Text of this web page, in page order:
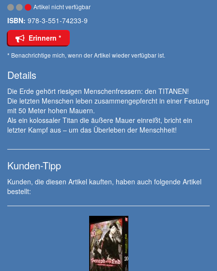
Artikel nicht verfügbar
ISBN: 978-3-551-74233-9
Erinnern *
* Benachrichtige mich, wenn der Artikel wieder verfügbar ist.
Details
Die Erde gehört riesigen Menschenfressern: den TITANEN!
Die letzten Menschen leben zusammengepfercht in einer Festung
mit 50 Meter hohen Mauern.
Als ein kolossaler Titan die äußere Mauer einreißt, bricht ein
letzter Kampf aus – um das Überleben der Menschheit!
Kunden-Tipp
Kunden, die diesen Artikel kauften, haben auch folgende Artikel
bestellt: